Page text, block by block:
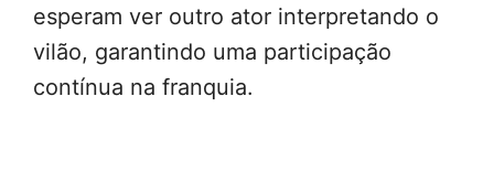
esperam ver outro ator interpretando o
vilão, garantindo uma participação
contínua na franquia.